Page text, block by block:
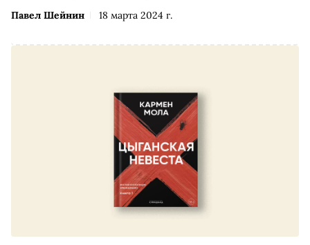
Павел Шейнин 18 марта 2024 г.